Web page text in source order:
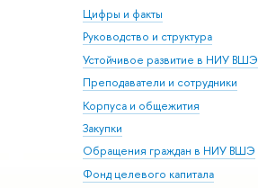
Цифры и факты
Руководство и структура
Устойчивое развитие в НИУ ВШЭ
Преподаватели и сотрудники
Корпуса и общежития
Закупки
Обращения граждан в НИУ ВШЭ
Фонд целевого капитала